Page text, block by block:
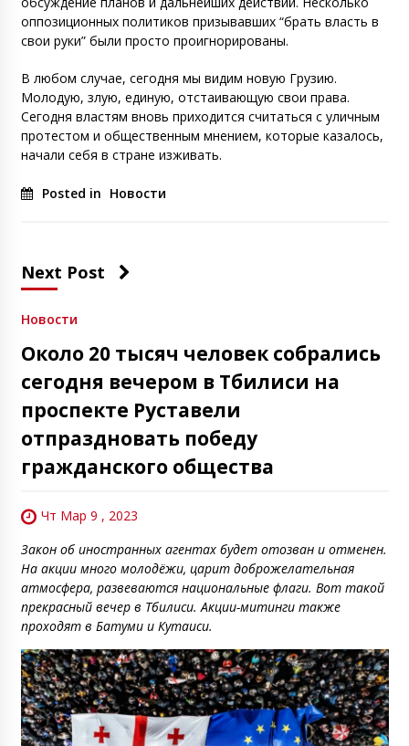
оппозиционных политиков призывавших “брать власть в
свои руки” были просто проигнорированы.
В любом случае, сегодня мы видим новую Грузию.
Молодую, злую, единую, отстаивающую свои права.
Сегодня властям вновь приходится считаться с уличным
протестом и общественным мнением, которые казалось,
начали себя в стране изживать.
Posted in Новости
Next Post
Новости
Около 20 тысяч человек собрались
сегодня вечером в Тбилиси на
проспекте Руставели
отпраздновать победу
гражданского общества
Чт Мар 9 , 2023
Закон об иностранных агентах будет отозван и отменен.
На акции много молодёжи, царит доброжелательная
атмосфера, развеваются национальные флаги. Вот такой
прекрасный вечер в Тбилиси. Акции-митинги также
проходят в Батуми и Кутаиси.